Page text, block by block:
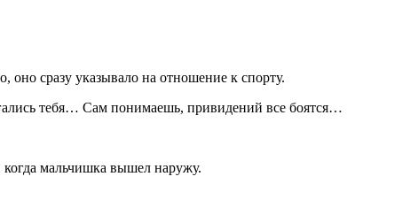
сразу указывало на отношение к спорту.
тебя… Сам понимаешь, привидений все боятся…
мальчишка вышел наружу.